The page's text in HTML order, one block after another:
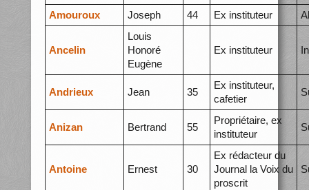
Amouroux Joseph 44 Ex instituteur
Ancelin
Louis
Honoré
Eugène
Ex instituteur
Andrieux Jean 35
Ex instituteur,
cafetier
Anizan Bertrand 55
Propriétaire, ex
instituteur
Antoine Ernest 30
Ex rédacteur du
Journal la Voix du
proscrit